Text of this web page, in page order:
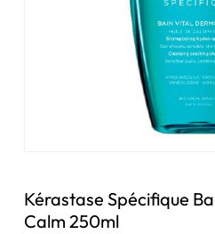
Kérastase Spécifique
Calm 250ml